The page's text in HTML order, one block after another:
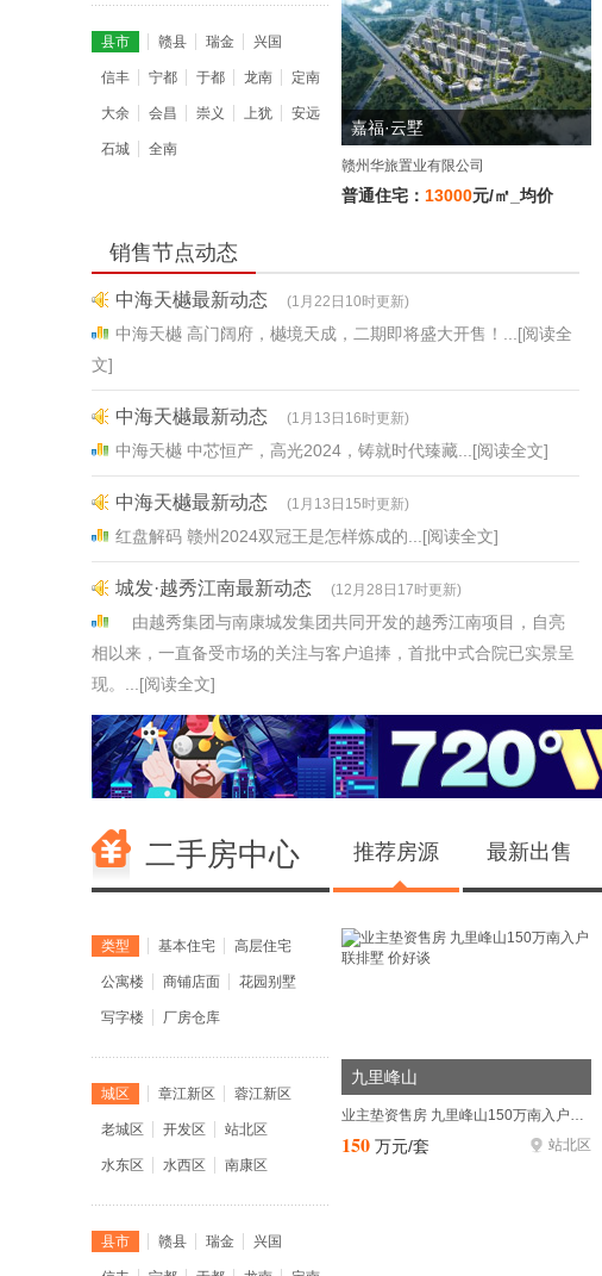
县市 赣县 瑞金 兴国
信丰 宁都 于都 龙南 定南
大余 会昌 崇义 上犹 安远
石城 全南
嘉福·云墅
赣州华旅置业有限公司
普通住宅： 13000元/㎡_均价
销售节点动态
中海天樾最新动态 (1月22日10时更新)
中海天樾 高门阔府，樾境天成，二期即将盛大开售！...[阅读全
文]
中海天樾最新动态 (1月13日16时更新)
中海天樾 中芯恒产，高光2024，铸就时代臻藏...[阅读全文]
中海天樾最新动态 (1月13日15时更新)
红盘解码 赣州2024双冠王是怎样炼成的...[阅读全文]
城发·越秀江南最新动态 (12月28日17时更新)
由越秀集团与南康城发集团共同开发的越秀江南项目，自亮
相以来，一直备受市场的关注与客户追捧，首批中式合院已实景呈
现。...[阅读全文]
中海天樾最新动态 (12月27日9时更新)
以6.8亿的首开热绩引爆全城奢雅展示区惊艳揭幕，启鉴赣州美
学人居新篇每一帧，皆是大片级视觉享受!...[阅读全文]
恒瑞·新光悦府最新动态 (12月26日11时更新)
近期，赣州蓉江新区频频登上赣州热搜，区域配套陆续建成、
宜产、宜业”的现代化新城大步迈进，同时也吸引了一大批企业、
资金和人才的青睐!...[阅读全文]
南光凤凰居锦绣和园最新动态
南光置业作为唯一一家总部驻澳的中央企业南光(集团)有限公司
的下属全资企业，积极履行央企社会责任，发挥桥梁纽带作用，协
助南光集团定点帮扶地云南省禄劝县乌蒙乡对接社会资源，发动深
圳市秋拾创意文化有限公司，于2024年12月12日至14日赴云南省
更广泛的教育帮扶、产业帮扶及资源互动打下良好...[阅读全文]
二手房中心 推荐房源 最新出售
类型 基本住宅 高层住宅
公寓楼 商铺店面 花园别墅
写字楼 厂房仓库
城区 章江新区 蓉江新区
老城区 开发区 站北区
水东区 水西区 南康区
县市 赣县 瑞金 兴国
九里峰山
业主垫资售房 九里峰山150万南入户联排墅 价好谈
站北区
150 万元/套